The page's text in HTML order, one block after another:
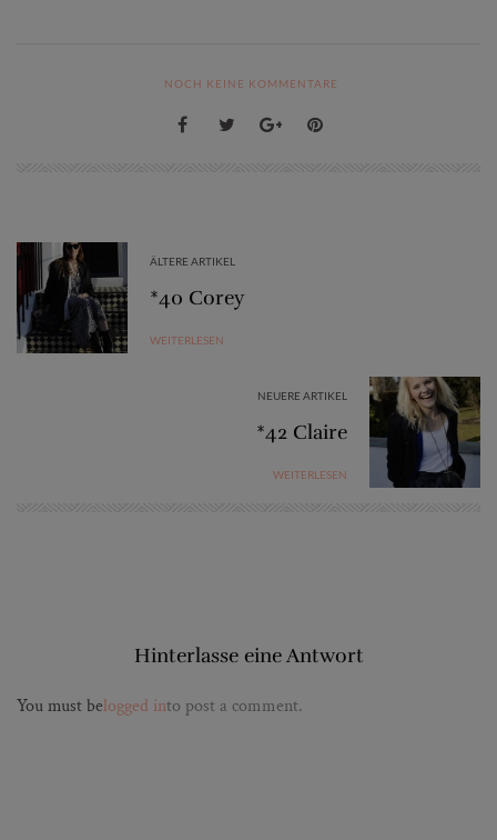
NOCH KEINE KOMMENTARE
ÄLTERE ARTIKEL
*40 Corey
WEITERLESEN
NEUERE ARTIKEL
*42 Claire
WEITERLESEN
Hinterlasse eine Antwort
You must belogged into post a comment.